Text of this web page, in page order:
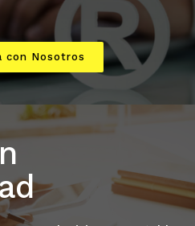
con Nosotros